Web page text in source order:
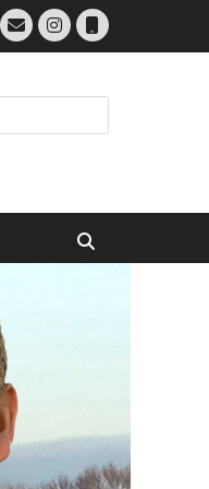
E-
Mail
Instagram
Telefon